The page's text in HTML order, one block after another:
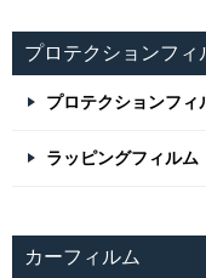
プロテクションフィ
プロテクションフィ
ラッピングフィルム
カーフィルム